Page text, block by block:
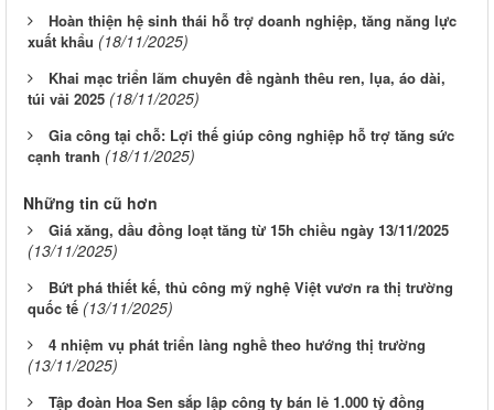
Hoàn thiện hệ sinh thái hỗ trợ doanh nghiệp, tăng năng lực
xuất khẩu (18/11/2025)
Khai mạc triển lãm chuyên đề ngành thêu ren, lụa, áo dài,
túi vải 2025 (18/11/2025)
Gia công tại chỗ: Lợi thế giúp công nghiệp hỗ trợ tăng sức
cạnh tranh (18/11/2025)
Những tin cũ hơn
Giá xăng, dầu đồng loạt tăng từ 15h chiều ngày 13/11/2025
(13/11/2025)
Bứt phá thiết kế, thủ công mỹ nghệ Việt vươn ra thị trường
quốc tế (13/11/2025)
4 nhiệm vụ phát triển làng nghề theo hướng thị trường
(13/11/2025)
Tập đoàn Hoa Sen sắp lập công ty bán lẻ 1.000 tỷ đồng